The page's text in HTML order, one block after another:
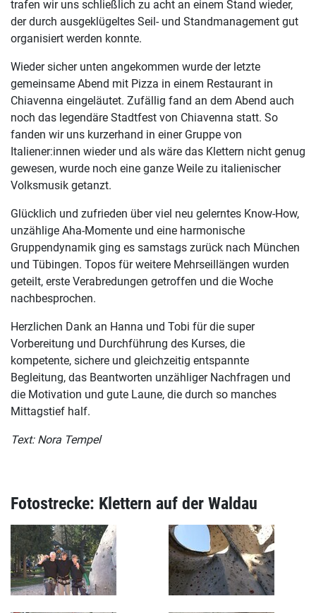
trafen wir uns schließlich zu acht an einem Stand wieder,
der durch ausgeklügeltes Seil- und Standmanagement gut
organisiert werden konnte.
Wieder sicher unten angekommen wurde der letzte
gemeinsame Abend mit Pizza in einem Restaurant in
Chiavenna eingeläutet. Zufällig fand an dem Abend auch
noch das legendäre Stadtfest von Chiavenna statt. So
fanden wir uns kurzerhand in einer Gruppe von
Italiener:innen wieder und als wäre das Klettern nicht genug
gewesen, wurde noch eine ganze Weile zu italienischer
Volksmusik getanzt.
Glücklich und zufrieden über viel neu gelerntes Know-How,
unzählige Aha-Momente und eine harmonische
Gruppendynamik ging es samstags zurück nach München
und Tübingen. Topos für weitere Mehrseillängen wurden
geteilt, erste Verabredungen getroffen und die Woche
nachbesprochen.
Herzlichen Dank an Hanna und Tobi für die super
Vorbereitung und Durchführung des Kurses, die
kompetente, sichere und gleichzeitig entspannte
Begleitung, das Beantworten unzähliger Nachfragen und
die Motivation und gute Laune, die durch so manches
Mittagstief half.
Text: Nora Tempel
Fotostrecke: Klettern auf der Waldau